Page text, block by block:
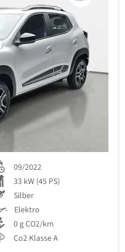
Next
09/2022
33 kW (45 PS)
Silber
Elektro
0 g CO2/km
Co2 Klasse A